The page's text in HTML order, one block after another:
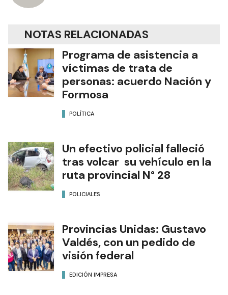
NOTAS RELACIONADAS
Programa de asistencia a
víctimas de trata de
personas: acuerdo Nación y
Formosa
POLÍTICA
Un efectivo policial falleció
tras volcar su vehículo en la
ruta provincial N° 28
POLICIALES
Provincias Unidas: Gustavo
Valdés, con un pedido de
visión federal
EDICIÓN IMPRESA